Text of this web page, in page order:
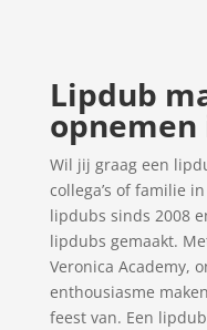
Lipdub
Wil jij graag een
collega’s of familie
lipdubs sinds 2008
lipdubs gemaakt.
Veronica Academy,
enthousiasme
feest van. Een